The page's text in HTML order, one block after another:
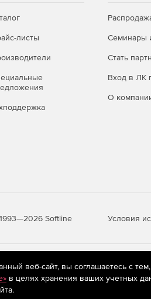
листы Семинары
Стать
Вход в ЛК
О
Softline Условия
рекомендательные технологии
пользователей сети
веб-сайт, вы соглашаетесь с
в целях хранения ваших учетных